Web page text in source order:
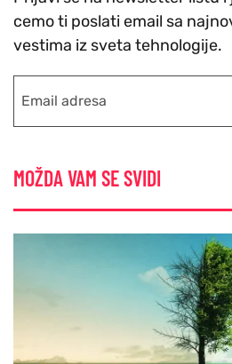
cemo ti poslati email sa
vestima iz sveta tehnologije.
MOŽDA VAM SE SVIDI